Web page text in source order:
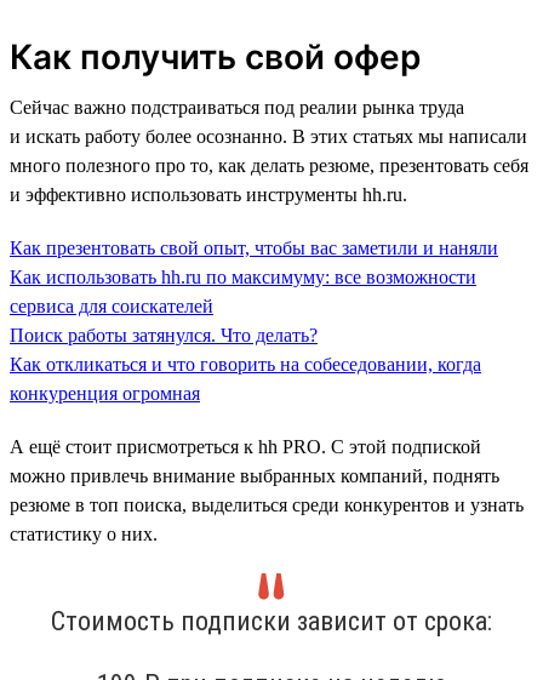
Как получить свой офер
Сейчас важно подстраиваться под реалии рынка труда
и искать работу более осознанно. В этих статьях мы написали
много полезного про то, как делать резюме, презентовать себя
и эффективно использовать инструменты hh.ru.
Как презентовать свой опыт, чтобы вас заметили и наняли
Как использовать hh.ru по максимуму: все возможности
сервиса для соискателей
Поиск работы затянулся. Что делать?
Как откликаться и что говорить на собеседовании, когда
конкуренция огромная
А ещё стоит присмотреться к hh PRO. С этой подпиской
можно привлечь внимание выбранных компаний, поднять
резюме в топ поиска, выделиться среди конкурентов и узнать
статистику о них.
Стоимость подписки зависит от срока: